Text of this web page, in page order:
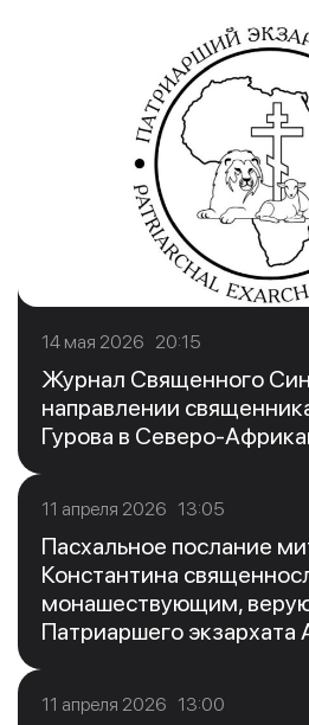
14 мая 2026 20:15
Журнал Священного
направлении
Гурова в Северо-
11 апреля 2026 13:05
Пасхальное послание
Константина
монашествующим,
Патриаршего экзархата
11 апреля 2026 13:00